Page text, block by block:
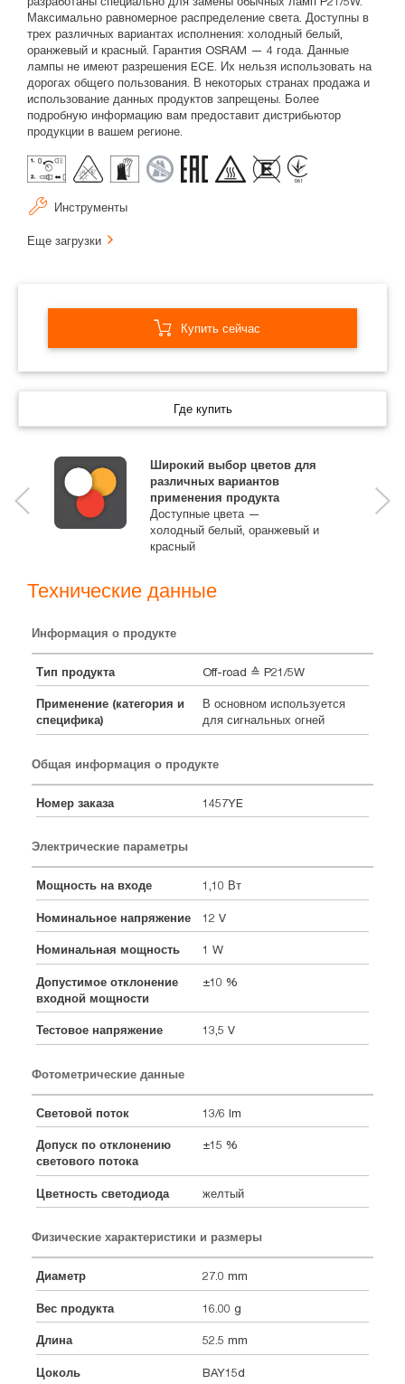
Максимально равномерное распределение света. Доступны в
трех различных вариантах исполнения: холодный белый,
оранжевый и красный. Гарантия OSRAM — 4 года. Данные
лампы не имеют разрешения ECE. Их нельзя использовать на
дорогах общего пользования. В некоторых странах продажа и
использование данных продуктов запрещены. Более
подробную информацию вам предоставит дистрибьютор
продукции в вашем регионе.
Инструменты
Еще загрузки
Купить сейчас
Где купить
Широкий выбор цветов для
различных вариантов
применения продукта
Доступные цвета —
холодный белый, оранжевый и
красный
Технические данные
Информация о продукте
Тип продукта Off-road ≙ P21/5W
Применение (категория и
специфика)
В основном используется
для сигнальных огней
Общая информация о продукте
Номер заказа 1457YE
Электрические параметры
Мощность на входе 1,10 Вт
Номинальное напряжение 12 V
Номинальная мощность 1 W
Допустимое отклонение
входной мощности
±10 %
Тестовое напряжение 13,5 V
Фотометрические данные
Световой поток 13/6 lm
Допуск по отклонению
светового потока
±15 %
Цветность светодиода желтый
Физические характеристики и размеры
Диаметр 27.0 mm
Вес продукта 16.00 g
Длина 52.5 mm
Цоколь BAY15d